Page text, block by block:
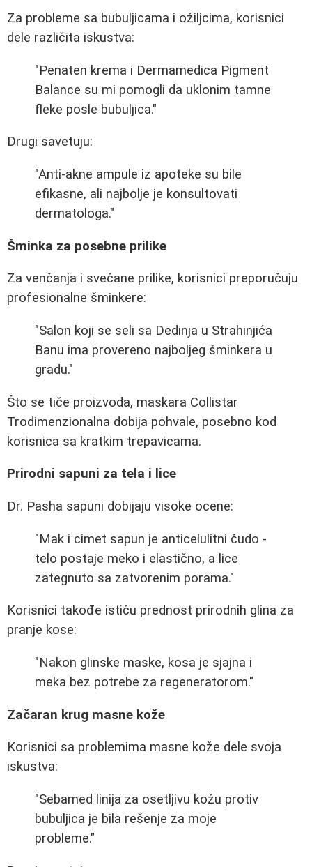
Za probleme sa bubuljicama i ožiljcima, korisnici
dele različita iskustva:
"Penaten krema i Dermamedica Pigment
Balance su mi pomogli da uklonim tamne
fleke posle bubuljica."
Drugi savetuju:
"Anti-akne ampule iz apoteke su bile
efikasne, ali najbolje je konsultovati
dermatologa."
Šminka za posebne prilike
Za venčanja i svečane prilike, korisnici preporučuju
profesionalne šminkere:
"Salon koji se seli sa Dedinja u Strahinjića
Banu ima provereno najboljeg šminkera u
gradu."
Što se tiče proizvoda, maskara Collistar
Trodimenzionalna dobija pohvale, posebno kod
korisnica sa kratkim trepavicama.
Prirodni sapuni za tela i lice
Dr. Pasha sapuni dobijaju visoke ocene:
"Mak i cimet sapun je anticelulitni čudo -
telo postaje meko i elastično, a lice
zategnuto sa zatvorenim porama."
Korisnici takođe ističu prednost prirodnih glina za
pranje kose:
"Nakon glinske maske, kosa je sjajna i
meka bez potrebe za regeneratorom."
Začaran krug masne kože
Korisnici sa problemima masne kože dele svoja
iskustva:
"Sebamed linija za osetljivu kožu protiv
bubuljica je bila rešenje za moje
probleme."